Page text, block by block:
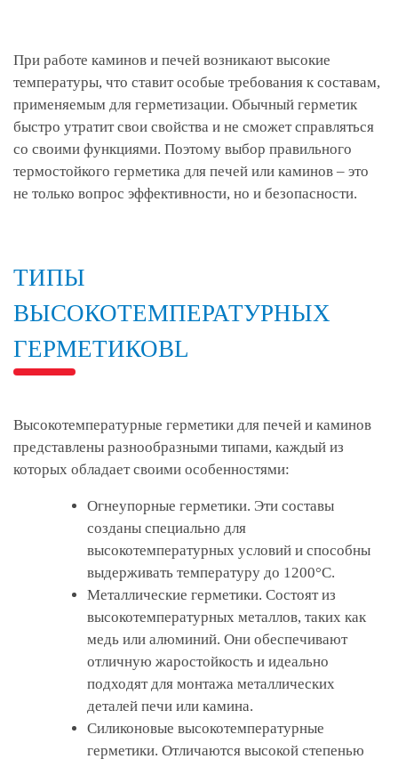
При работе каминов и печей возникают высокие
температуры, что ставит особые требования к составам,
применяемым для герметизации. Обычный герметик
быстро утратит свои свойства и не сможет справляться
со своими функциями. Поэтому выбор правильного
термостойкого герметика для печей или каминов – это
не только вопрос эффективности, но и безопасности.
ТИПЫ
ВЫСОКОТЕМПЕРАТУРНЫХ
ГЕРМЕТИКОВL
Высокотемпературные герметики для печей и каминов
представлены разнообразными типами, каждый из
которых обладает своими особенностями:
Огнеупорные герметики. Эти составы
созданы специально для
высокотемпературных условий и способны
выдерживать температуру до 1200°C.
Металлические герметики. Состоят из
высокотемпературных металлов, таких как
медь или алюминий. Они обеспечивают
отличную жаростойкость и идеально
подходят для монтажа металлических
деталей печи или камина.
Силиконовые высокотемпературные
герметики. Отличаются высокой степенью